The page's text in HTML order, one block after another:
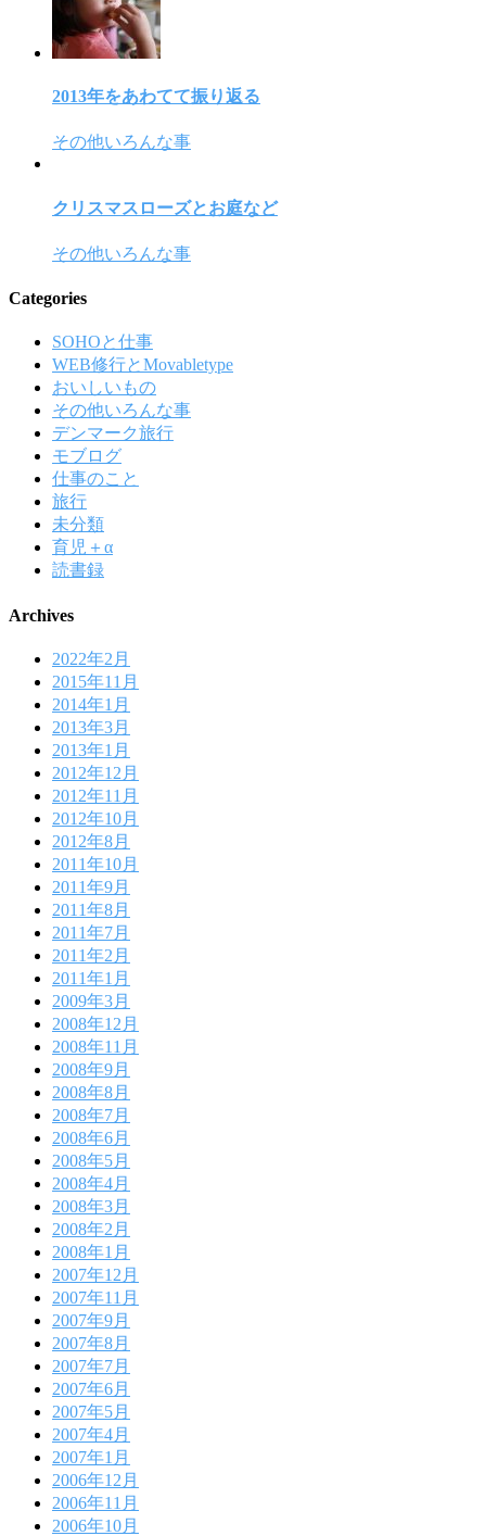
2013年をあわてて振り返る
その他いろんな事
クリスマスローズとお庭など
その他いろんな事
Categories
SOHOと仕事
WEB修行とMovabletype
おいしいもの
その他いろんな事
デンマーク旅行
モブログ
仕事のこと
旅行
未分類
育児＋α
読書録
Archives
2022年2月
2015年11月
2014年1月
2013年3月
2013年1月
2012年12月
2012年11月
2012年10月
2012年8月
2011年10月
2011年9月
2011年8月
2011年7月
2011年2月
2011年1月
2009年3月
2008年12月
2008年11月
2008年9月
2008年8月
2008年7月
2008年6月
2008年5月
2008年4月
2008年3月
2008年2月
2008年1月
2007年12月
2007年11月
2007年9月
2007年8月
2007年7月
2007年6月
2007年5月
2007年4月
2007年1月
2006年12月
2006年11月
2006年10月